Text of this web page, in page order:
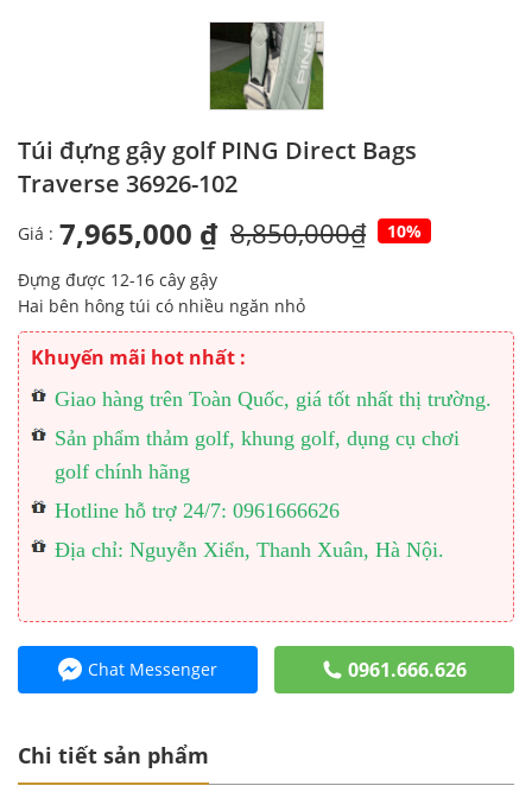
Túi đựng gậy golf PING Direct Bags
Traverse 36926-102
Giá : 7,965,000 ₫ 8,850,000₫ 10%
Đựng được 12-16 cây gậy
Hai bên hông túi có nhiều ngăn nhỏ
Khuyến mãi hot nhất :
Giao hàng trên Toàn Quốc, giá tốt nhất thị trường.
Sản phẩm thảm golf, khung golf, dụng cụ chơi
golf chính hãng
Hotline hỗ trợ 24/7: 0961666626
Địa chỉ: Nguyễn Xiển, Thanh Xuân, Hà Nội.
Chat Messenger 0961.666.626
Chi tiết sản phẩm